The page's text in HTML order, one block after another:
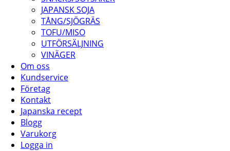
JAPANSK SOJA
TÅNG/SJÖGRÄS
TOFU/MISO
UTFÖRSÄLJNING
VINÄGER
Om oss
Kundservice
Företag
Kontakt
Japanska recept
Blogg
Varukorg
Logga in